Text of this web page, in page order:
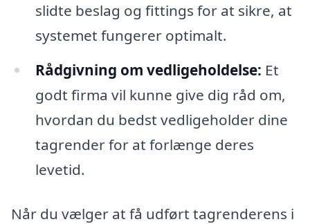
slidte beslag og fittings for at sikre, at
systemet fungerer optimalt.
Rådgivning om vedligeholdelse: Et
godt firma vil kunne give dig råd om,
hvordan du bedst vedligeholder dine
tagrender for at forlænge deres
levetid.
Når du vælger at få udført tagrenderens i